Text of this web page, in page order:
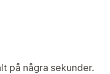
på några sekunder.